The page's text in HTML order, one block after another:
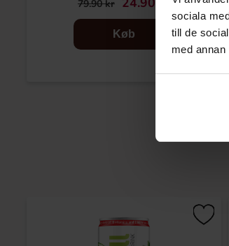
sociala
till de
med
79.90 kr
Køb